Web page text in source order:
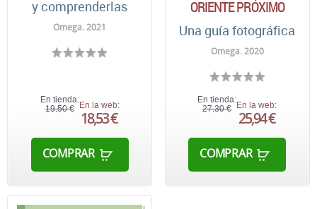
y comprenderlas
Omega. 2021
En tienda:
19,50 € En la web:
18,53 €
COMPRAR
ORIENTE PRÓXIMO
Una guía fotográfica
Omega. 2020
En tienda:
27,30 € En la web:
25,94 €
COMPRAR